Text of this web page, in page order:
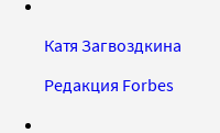
Катя Загвоздкина
Редакция Forbes